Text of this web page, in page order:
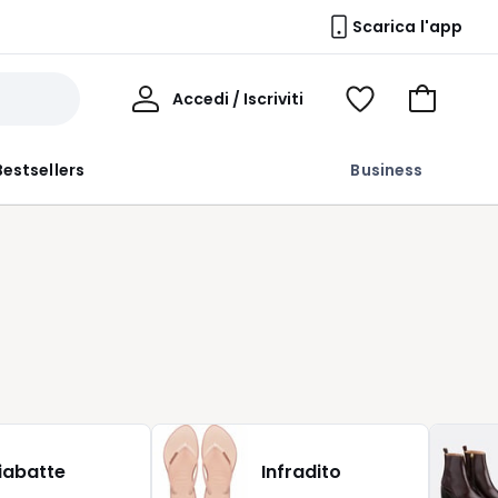
Scarica l'app
Business
Accedi / Iscriviti
Voir
Vai
Infradito